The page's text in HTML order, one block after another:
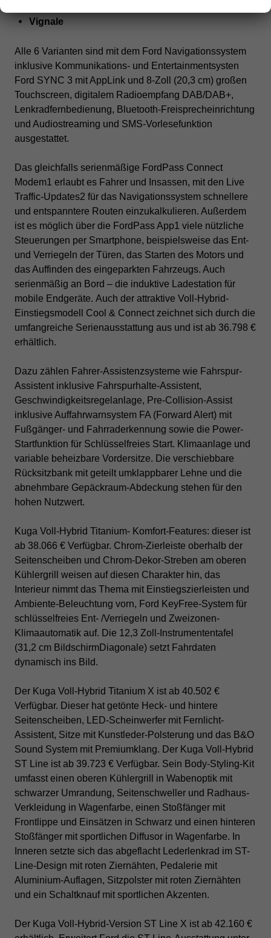
Vignale
Alle 6 Varianten sind mit dem Ford Navigationssystem
inklusive Kommunikations- und Entertainmentsysten
Ford SYNC 3 mit AppLink und 8-Zoll (20,3 cm) großen
Touchscreen, digitalem Radioempfang DAB/DAB+,
Lenkradfernbedienung, Bluetooth-Freisprecheinrichtung
und Audiostreaming und SMS-Vorlesefunktion
ausgestattet.
Das gleichfalls serienmäßige FordPass Connect
Modem1 erlaubt es Fahrer und Insassen, mit den Live
Traffic-Updates2 für das Navigationssystem schnellere
und entspanntere Routen einzukalkulieren. Außerdem
ist es möglich über die FordPass App1 viele nützliche
Steuerungen per Smartphone, beispielsweise das Ent-
und Verriegeln der Türen, das Starten des Motors und
das Auffinden des eingeparkten Fahrzeugs. Auch
serienmäßig an Bord – die induktive Ladestation für
mobile Endgeräte. Auch der attraktive Voll-Hybrid-
Einstiegsmodell Cool & Connect zeichnet sich durch die
umfangreiche Serienausstattung aus und ist ab 36.798 €
erhältlich.
Dazu zählen Fahrer-Assistenzsysteme wie Fahrspur-
Assistent inklusive Fahrspurhalte-Assistent,
Geschwindigkeitsregelanlage, Pre-Collision-Assist
inklusive Auffahrwarnsystem FA (Forward Alert) mit
Fußgänger- und Fahrraderkennung sowie die Power-
Startfunktion für Schlüsselfreies Start. Klimaanlage und
variable beheizbare Vordersitze. Die verschiebbare
Rücksitzbank mit geteilt umklappbarer Lehne und die
abnehmbare Gepäckraum-Abdeckung stehen für den
hohen Nutzwert.
Kuga Voll-Hybrid Titanium- Komfort-Features: dieser ist
ab 38.066 € Verfügbar. Chrom-Zierleiste oberhalb der
Seitenscheiben und Chrom-Dekor-Streben am oberen
Kühlergrill weisen auf diesen Charakter hin, das
Interieur nimmt das Thema mit Einstiegszierleisten und
Ambiente-Beleuchtung vorn, Ford KeyFree-System für
schlüsselfreies Ent- /Verriegeln und Zweizonen-
Klimaautomatik auf. Die 12,3 Zoll-Instrumententafel
(31,2 cm BildschirmDiagonale) setzt Fahrdaten
dynamisch ins Bild.
Der Kuga Voll-Hybrid Titanium X ist ab 40.502 €
Verfügbar. Dieser hat getönte Heck- und hintere
Seitenscheiben, LED-Scheinwerfer mit Fernlicht-
Assistent, Sitze mit Kunstleder-Polsterung und das B&O
Sound System mit Premiumklang. Der Kuga Voll-Hybrid
ST Line ist ab 39.723 € Verfügbar. Sein Body-Styling-Kit
umfasst einen oberen Kühlergrill in Wabenoptik mit
schwarzer Umrandung, Seitenschweller und Radhaus-
Verkleidung in Wagenfarbe, einen Stoßfänger mit
Frontlippe und Einsätzen in Schwarz und einen hinteren
Stoßfänger mit sportlichen Diffusor in Wagenfarbe. In
Inneren setzte sich das abgeflacht Lederlenkrad im ST-
Line-Design mit roten Ziernähten, Pedalerie mit
Aluminium-Auflagen, Sitzpolster mit roten Ziernähten
und ein Schaltknauf mit sportlichen Akzenten.
Der Kuga Voll-Hybrid-Version ST Line X ist ab 42.160 €